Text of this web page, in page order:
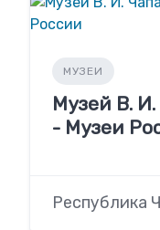
МУЗЕИ
Музей В.
- Музеи
Республика